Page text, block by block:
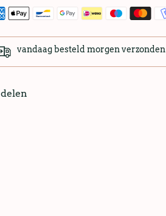
vandaag besteld morgen verzonden
delen